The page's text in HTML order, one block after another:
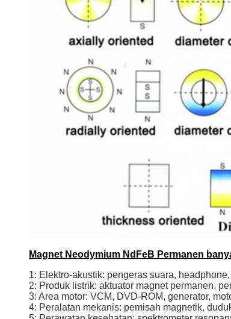
Magnet Neodymium NdFeB Permanen
1: Elektro-akustik: pengeras suara,
2: Produk listrik: aktuator magnet permanen,
3: Area motor: VCM, DVD-ROM, generator,
4: Peralatan mekanis: pemisah magnetik,